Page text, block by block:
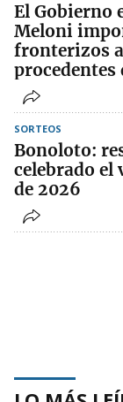
El Gobierno
Meloni
fronterizos
procedentes
SORTEOS
Bonoloto:
celebrado el
de 2026